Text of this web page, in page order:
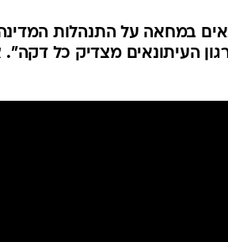
הצהריים הפגינו בתא כ-200 עיתונאים במחאה על התנהלות
העיתונאים מצדיק כל דקה".